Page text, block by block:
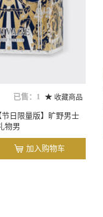
已售：1 收藏商品
节日限量版】旷野男士
物男
加入购物车